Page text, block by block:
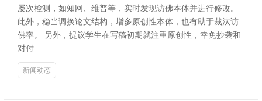
屡次检测，如知网、维普等，实时发现访佛本体并进行修改。
此外，稳当调换论文结构，增多原创性本体，也有助于裁汰访
佛率。 另外，提议学生在写稿初期就注重原创性，幸免抄袭和
对付
新闻动态